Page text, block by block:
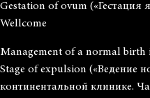
Gestation of ovum («Гестация
Wellcome
Management of a normal birth
Stage of expulsion («Ведение
континентальной клинике.